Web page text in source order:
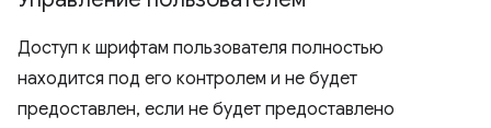
Доступ к шрифтам пользователя полностью
находится под его контролем и не будет
предоставлен, если не будет предоставлено